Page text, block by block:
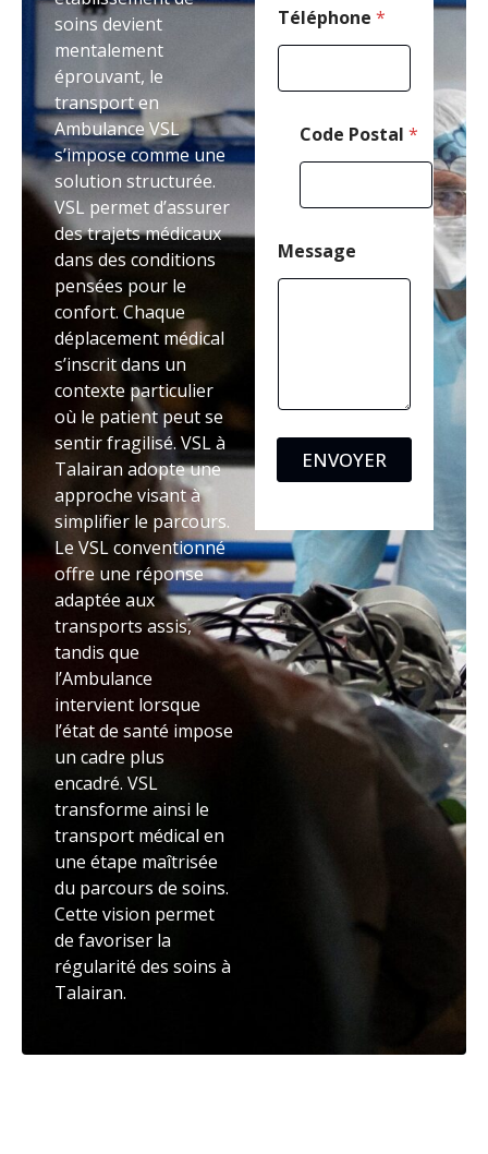
soins devient
mentalement
éprouvant, le
transport en
Ambulance VSL
s’impose comme une
solution structurée.
VSL permet d’assurer
des trajets médicaux
dans des conditions
pensées pour le
confort. Chaque
déplacement médical
s’inscrit dans un
contexte particulier
où le patient peut se
sentir fragilisé. VSL à
Talairan adopte une
approche visant à
simplifier le parcours.
Le VSL conventionné
offre une réponse
adaptée aux
transports assis,
tandis que
l’Ambulance
intervient lorsque
l’état de santé impose
un cadre plus
encadré. VSL
transforme ainsi le
transport médical en
une étape maîtrisée
du parcours de soins.
Cette vision permet
de favoriser la
régularité des soins à
Talairan.
Téléphone *
Code Postal *
Message
ENVOYER